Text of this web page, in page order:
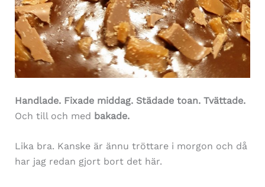
Handlade. Fixade middag. Städade toan. Tvättade.
Och till och med bakade.
Lika bra. Kanske är ännu tröttare i morgon och då
har jag redan gjort bort det här.